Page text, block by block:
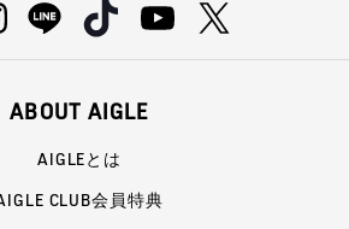
ABOUT AIGLE
AIGLEとは
CLUB会員特典